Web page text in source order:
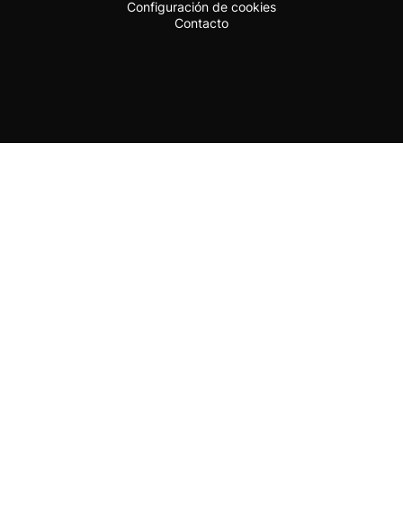
Configuración de cookies
Contacto